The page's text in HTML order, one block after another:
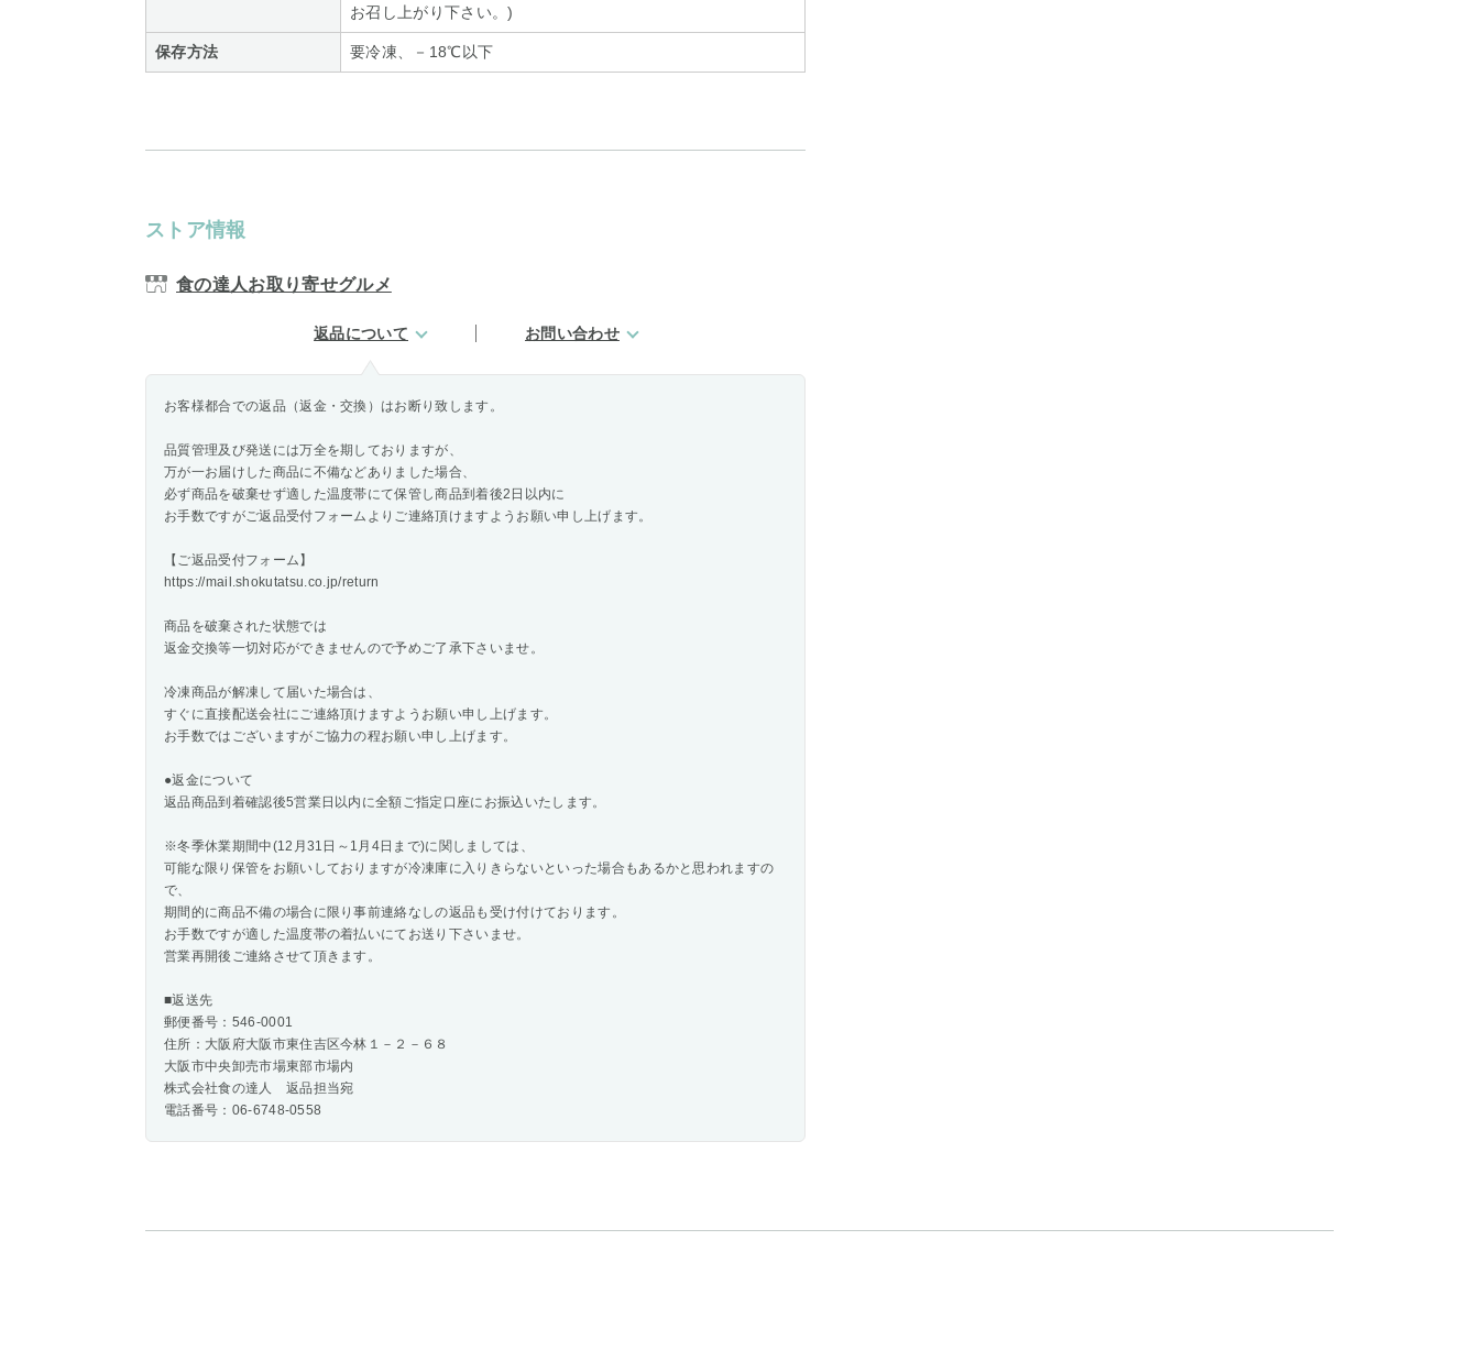
お召し上がり下さい。)
保存方法 要冷凍、－18℃以下
ストア情報
食の達人お取り寄せグルメ
返品について お問い合わせ
お客様都合での返品（返金・交換）はお断り致します。
品質管理及び発送には万全を期しておりますが、
万が一お届けした商品に不備などありました場合、
必ず商品を破棄せず適した温度帯にて保管し商品到着後2日以内に
お手数ですがご返品受付フォームよりご連絡頂けますようお願い申し上げます。
【ご返品受付フォーム】
https://mail.shokutatsu.co.jp/return
商品を破棄された状態では
返金交換等一切対応ができませんので予めご了承下さいませ。
冷凍商品が解凍して届いた場合は、
すぐに直接配送会社にご連絡頂けますようお願い申し上げます。
お手数ではございますがご協力の程お願い申し上げます。
●返金について
返品商品到着確認後5営業日以内に全額ご指定口座にお振込いたします。
※冬季休業期間中(12月31日～1月4日まで)に関しましては、
可能な限り保管をお願いしておりますが冷凍庫に入りきらないといった場合もあるかと思われますの
で、
期間的に商品不備の場合に限り事前連絡なしの返品も受け付けております。
お手数ですが適した温度帯の着払いにてお送り下さいませ。
営業再開後ご連絡させて頂きます。
■返送先
郵便番号：546-0001
住所：大阪府大阪市東住吉区今林１－２－６８
大阪市中央卸売市場東部市場内
株式会社食の達人 返品担当宛
電話番号：06-6748-0558